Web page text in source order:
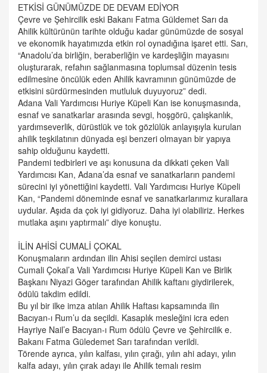
ETKİSİ GÜNÜMÜZDE DE DEVAM EDİYOR
Çevre ve Şehircilik eski Bakanı Fatma Güldemet Sarı da
Ahilik kültürünün tarihte olduğu kadar günümüzde de sosyal
ve ekonomik hayatımızda etkin rol oynadığına işaret etti. Sarı,
“Anadolu’da birliğin, beraberliğin ve kardeşliğin mayasını
oluşturarak, refahın sağlanmasına toplumsal düzenin tesis
edilmesine öncülük eden Ahilik kavramının günümüzde de
etkisini sürdürmesinden mutluluk duyuyoruz” dedi.
Adana Vali Yardımcısı Huriye Küpeli Kan ise konuşmasında,
esnaf ve sanatkarlar arasında sevgi, hoşgörü, çalışkanlık,
yardımseverlik, dürüstlük ve tok gözlülük anlayışıyla kurulan
ahilik teşkilatının dünyada eşi benzeri olmayan bir yapıya
sahip olduğunu kaydetti.
Pandemi tedbirleri ve aşı konusuna da dikkati çeken Vali
Yardımcısı Kan, Adana’da esnaf ve sanatkarların pandemi
sürecini iyi yönettiğini kaydetti. Vali Yardımcısı Huriye Küpeli
Kan, “Pandemi döneminde esnaf ve sanatkarlarımız kurallara
uydular. Aşıda da çok iyi gidiyoruz. Daha iyi olabiliriz. Herkes
mutlaka aşını yaptırmalı” diye konuştu.
İLİN AHİSİ CUMALİ ÇOKAL
Konuşmaların ardından ilin Ahisi seçilen demirci ustası
Cumali Çokal’a Vali Yardımcısı Huriye Küpeli Kan ve Birlik
Başkanı Niyazi Göger tarafından Ahilik kaftanı giydirilerek,
ödülü takdim edildi.
Bu yıl bir ilke imza atılan Ahilik Haftası kapsamında ilin
Bacıyan-ı Rum’u da seçildi. Kasaplık mesleğini icra eden
Hayriye Nail’e Bacıyan-ı Rum ödülü Çevre ve Şehircilik e.
Bakanı Fatma Güledemet Sarı tarafından verildi.
Törende ayrıca, yılın kalfası, yılın çırağı, yılın ahi adayı, yılın
kalfa adayı, yılın çırak adayı ile Ahilik temalı resim